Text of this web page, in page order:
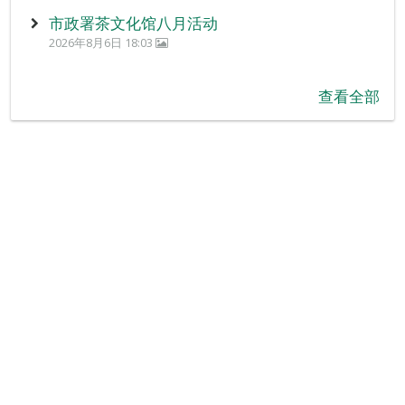
市政署茶文化馆八月活动
2026年8月6日 18:03
查看全部